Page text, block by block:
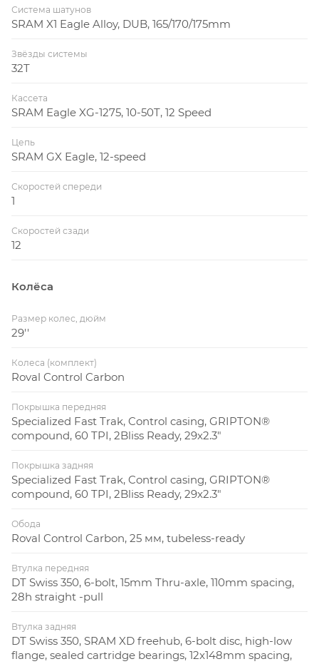
Система шатунов
SRAM X1 Eagle Alloy, DUB, 165/170/175mm
Звёзды системы
32T
Кассета
SRAM Eagle XG-1275, 10-50T, 12 Speed
Цепь
SRAM GX Eagle, 12-speed
Скоростей спереди
1
Скоростей сзади
12
Колёса
Размер колес, дюйм
29''
Колеса (комплект)
Roval Control Carbon
Покрышка передняя
Specialized Fast Trak, Control casing, GRIPTON®
compound, 60 TPI, 2Bliss Ready, 29x2.3"
Покрышка задняя
Specialized Fast Trak, Control casing, GRIPTON®
compound, 60 TPI, 2Bliss Ready, 29x2.3"
Обода
Roval Control Carbon, 25 мм, tubeless-ready
Втулка передняя
DT Swiss 350, 6-bolt, 15mm Thru-axle, 110mm spacing,
28h straight -pull
Втулка задняя
DT Swiss 350, SRAM XD freehub, 6-bolt disc, high-low
flange, sealed cartridge bearings, 12x148mm spacing,